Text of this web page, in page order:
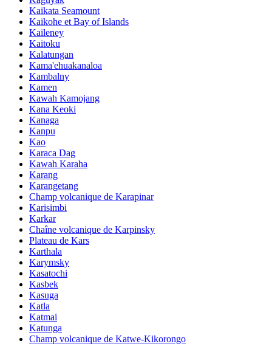
Kaikata Seamount
Kaikohe et Bay of Islands
Kaileney
Kaitoku
Kalatungan
Kama'ehuakanaloa
Kambalny
Kamen
Kawah Kamojang
Kana Keoki
Kanaga
Kanpu
Kao
Karaca Dag
Kawah Karaha
Karang
Karangetang
Champ volcanique de Karapinar
Karisimbi
Karkar
Chaîne volcanique de Karpinsky
Plateau de Kars
Karthala
Karymsky
Kasatochi
Kasbek
Kasuga
Katla
Katmai
Katunga
Champ volcanique de Katwe-Kikorongo